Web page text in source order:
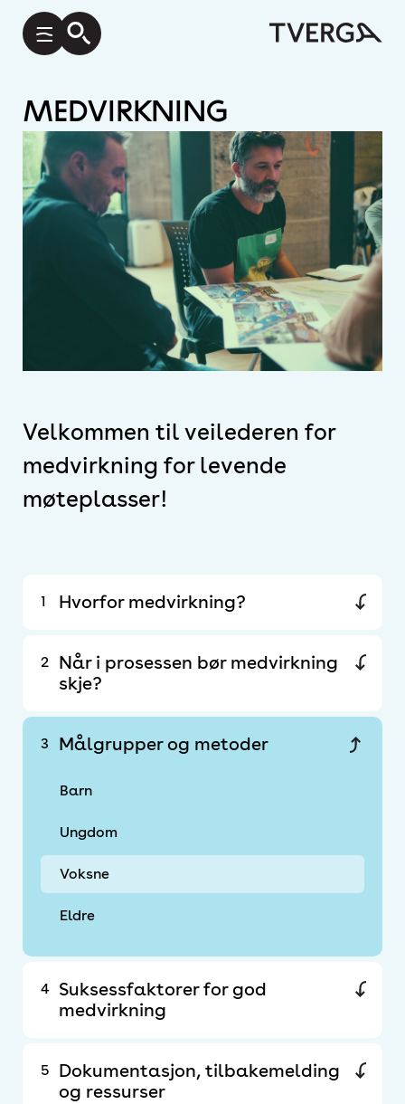
Medvirkning
Velkommen til veilederen for
medvirkning for levende
møteplasser!
1 Hvorfor medvirkning?
2
Når i prosessen bør medvirkning
skje?
3 Målgrupper og metoder
Barn
Ungdom
Voksne
Eldre
4 Suksessfaktorer for god
medvirkning
5
Dokumentasjon, tilbakemelding
og ressurser